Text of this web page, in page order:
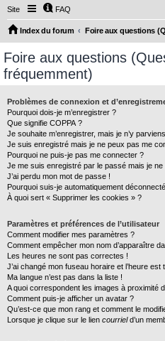
Site FAQ
Index du forum Foire aux questions
Foire aux questions
fréquemment)
Problèmes de connexion et
Pourquoi dois-je m’enregistrer ?
Que signifie COPPA ?
Je souhaite m’enregistrer, mais je n’y
Je suis enregistré mais je ne peux pas me
Pourquoi ne puis-je pas me connecter ?
Je me suis enregistré par le passé mais je
J’ai perdu mon mot de passe !
Pourquoi suis-je automatiquement
À quoi sert « Supprimer les cookies » ?
Paramètres et préférences de l’utilisateur
Comment modifier mes paramètres ?
Comment empêcher mon nom d’apparaître
Les heures ne sont pas correctes !
J’ai changé mon fuseau horaire et l’heure
Ma langue n’est pas dans la liste !
A quoi correspondent les images à proximité
Comment puis-je afficher un avatar ?
Qu’est-ce que mon rang et comment le
Lorsque je clique sur le lien courrield’un